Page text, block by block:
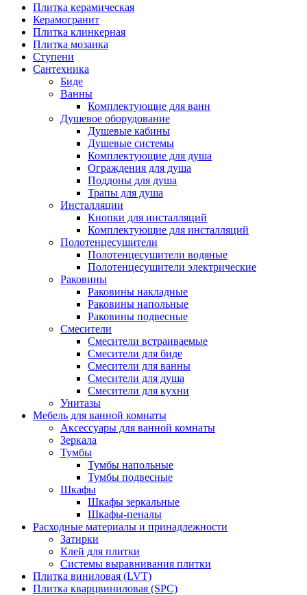
Плитка керамическая
Керамогранит
Плитка клинкерная
Плитка мозаика
Ступени
Сантехника
Биде
Ванны
Комплектующие для ванн
Душевое оборудование
Душевые кабины
Душевые системы
Комплектующие для душа
Ограждения для душа
Поддоны для душа
Трапы для душа
Инсталляции
Кнопки для инсталляций
Комплектующие для инсталляций
Полотенцесушители
Полотенцесушители водяные
Полотенцесушители электрические
Раковины
Раковины накладные
Раковины напольные
Раковины подвесные
Смесители
Смесители встраиваемые
Смесители для биде
Смесители для ванны
Смесители для душа
Смесители для кухни
Унитазы
Мебель для ванной комнаты
Аксессуары для ванной комнаты
Зеркала
Тумбы
Тумбы напольные
Тумбы подвесные
Шкафы
Шкафы зеркальные
Шкафы-пеналы
Расходные материалы и принадлежности
Затирки
Клей для плитки
Системы выравнивания плитки
Плитка виниловая (LVT)
Плитка кварцвиниловая (SPC)